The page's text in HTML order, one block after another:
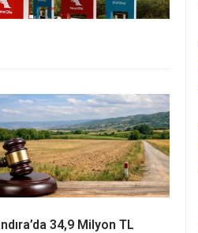
34,9 Milyon TL